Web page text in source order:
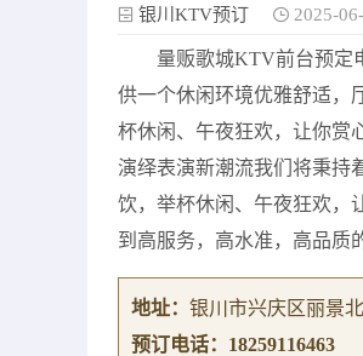
银川KTV预订 2025-
量贩歌城KTV前台预定
供一个休闲环境优雅舒适，
杯休闲、午夜狂欢，让你赏
演绎表演新潮流我们将秉持
饮，举杯休闲、午夜狂欢，
到高服务，高水准，高品质
地址： 银川市兴庆区丽景
预订电话： 18259116463